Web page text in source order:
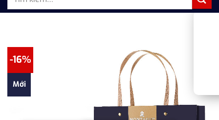
-16%
Mới